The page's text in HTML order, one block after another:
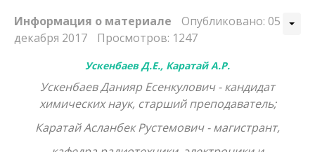
Информация о материале
Опубликовано: 05
декабря 2017
Просмотров: 1247
Ускенбаев Д.Е., Каратай А.Р.
Ускенбаев Данияр Eсенкулович - кандидат
химических наук, старший преподаватель;
Каратай Асланбек Рустемович - магистрант,